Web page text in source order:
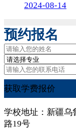
2024-08-14
预约报名
获取学费报价
学校地址：新疆乌
路19号